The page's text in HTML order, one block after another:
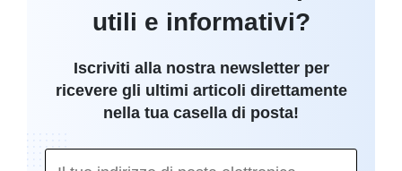
utili e informativi?
Iscriviti alla nostra newsletter per
ricevere gli ultimi articoli direttamente
nella tua casella di posta!